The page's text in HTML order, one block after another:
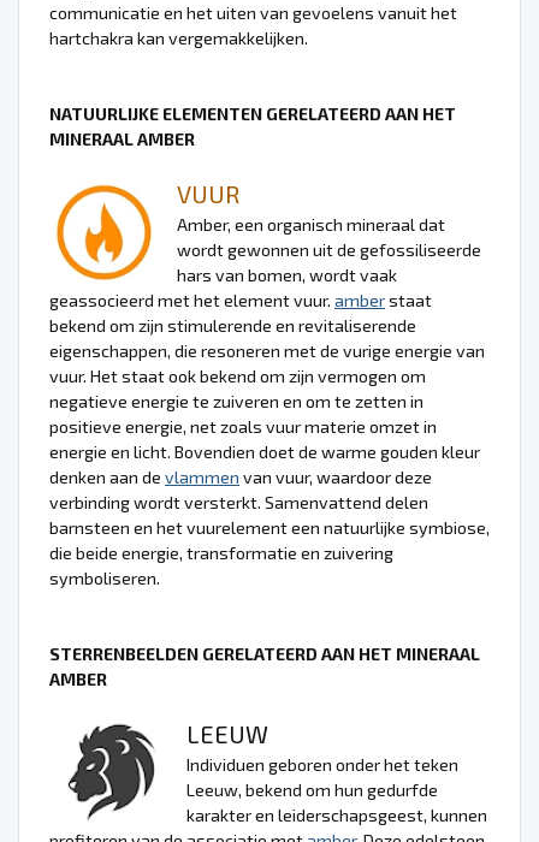
communicatie en het uiten van gevoelens vanuit het
hartchakra kan vergemakkelijken.
NATUURLIJKE ELEMENTEN GERELATEERD AAN HET
MINERAAL AMBER
VUUR
Amber, een organisch mineraal dat
wordt gewonnen uit de gefossiliseerde
hars van bomen, wordt vaak
geassocieerd met het element vuur. amberstaat
bekend om zijn stimulerende en revitaliserende
eigenschappen, die resoneren met de vurige energie van
vuur. Het staat ook bekend om zijn vermogen om
negatieve energie te zuiveren en om te zetten in
positieve energie, net zoals vuur materie omzet in
energie en licht. Bovendien doet de warme gouden kleur
denken aan de vlammen van vuur, waardoor deze
verbinding wordt versterkt. Samenvattend delen
barnsteen en het vuurelement een natuurlijke symbiose,
die beide energie, transformatie en zuivering
symboliseren.
STERRENBEELDEN GERELATEERD AAN HET MINERAAL
AMBER
LEEUW
Individuen geboren onder het teken
Leeuw, bekend om hun gedurfde
karakter en leiderschapsgeest, kunnen